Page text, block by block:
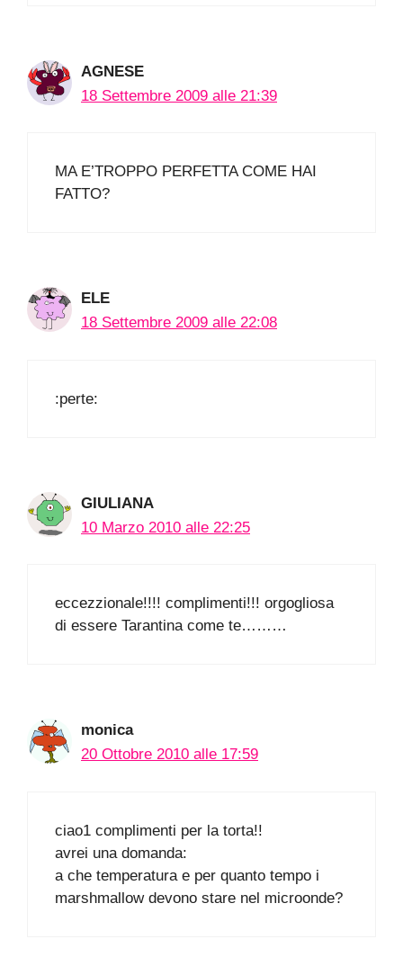
AGNESE
18 Settembre 2009 alle 21:39
MA E’TROPPO PERFETTA COME HAI
FATTO?
ELE
18 Settembre 2009 alle 22:08
:perte:
GIULIANA
10 Marzo 2010 alle 22:25
eccezzionale!!!! complimenti!!! orgogliosa
di essere Tarantina come te………
monica
20 Ottobre 2010 alle 17:59
ciao1 complimenti per la torta!!
avrei una domanda:
a che temperatura e per quanto tempo i
marshmallow devono stare nel microonde?